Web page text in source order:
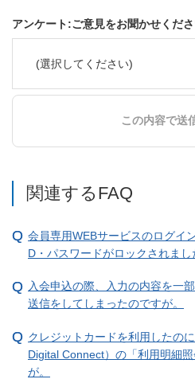
アンケート:ご意見をお聞かせくだ
(選択してください)
この内容で送
関連するFAQ
会員専用WEBサービスのログイ
D・パスワードがロックされまし
入会申込の際、入力の内容を一
送信をしてしまったのですが。
クレジットカードを利用したの
Digital Connect）の「利用明細
が。